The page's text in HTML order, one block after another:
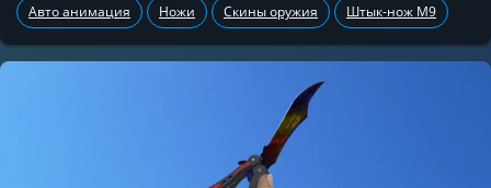
Авто анимация Ножи Скины оружия Штык-нож М9